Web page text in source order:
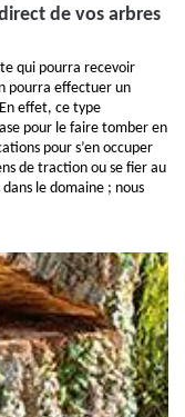
de vos arbres
qui pourra recevoir
pourra effectuer un
effet, ce type
pour le faire tomber en
pour s’en occuper
de traction ou se fier au
le domaine ; nous